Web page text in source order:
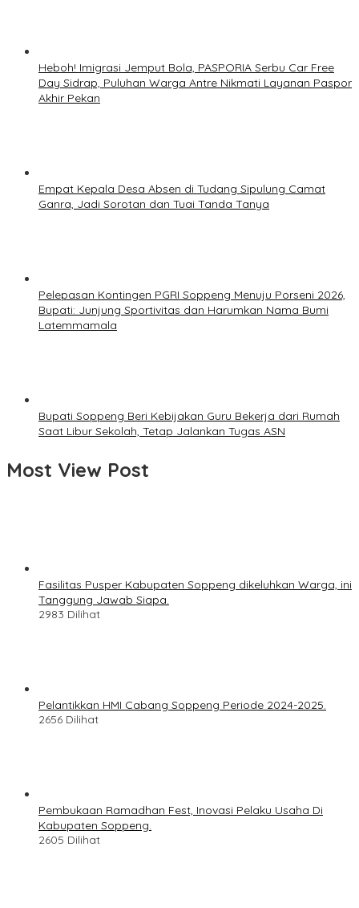
Heboh! Imigrasi Jemput Bola, PASPORIA Serbu Car Free
Day Sidrap, Puluhan Warga Antre Nikmati Layanan Paspor
Akhir Pekan
Empat Kepala Desa Absen di Tudang Sipulung Camat
Ganra, Jadi Sorotan dan Tuai Tanda Tanya
Pelepasan Kontingen PGRI Soppeng Menuju Porseni 2026,
Bupati: Junjung Sportivitas dan Harumkan Nama Bumi
Latemmamala
Bupati Soppeng Beri Kebijakan Guru Bekerja dari Rumah
Saat Libur Sekolah, Tetap Jalankan Tugas ASN
Most View Post
Fasilitas Pusper Kabupaten Soppeng dikeluhkan Warga, ini
Tanggung Jawab Siapa.
2983 Dilihat
Pelantikkan HMI Cabang Soppeng Periode 2024-2025.
2656 Dilihat
Pembukaan Ramadhan Fest, Inovasi Pelaku Usaha Di
Kabupaten Soppeng.
2605 Dilihat